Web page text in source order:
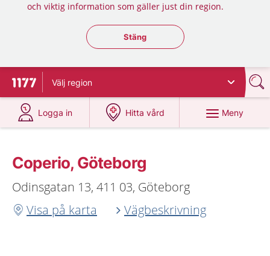
och viktig information som gäller just din region.
Stäng regionsväljaren
Stäng
Till startsidan för 1177
Välj region
Logga in
på 1177.se
Hitta vård
på 1177.se
Meny
Coperio, Göteborg
Odinsgatan 13, 411 03, Göteborg
Visa på karta
Vägbeskrivning